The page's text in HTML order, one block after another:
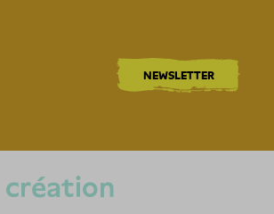
NEWSLETTER
création